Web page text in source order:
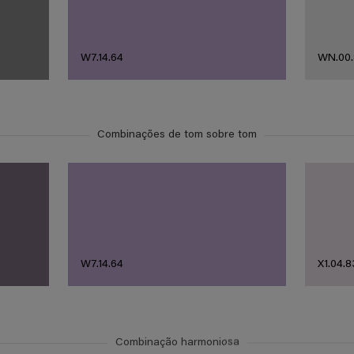
W7.14.64
Combinações de tom sobre tom
W7.14.64
Combinação harmoniosa